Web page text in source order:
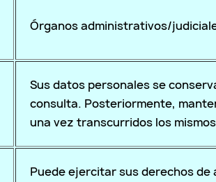
Órganos administrativos/
Sus datos personales se
consulta. Posteriormente,
una vez transcurridos los
Puede ejercitar sus derechos